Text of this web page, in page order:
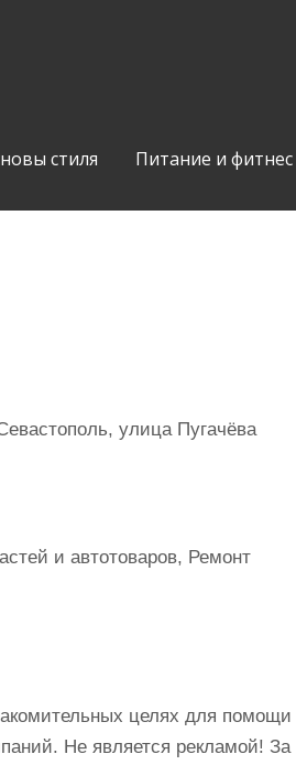
стиля Питание и фитнес
улица Пугачёва
и автотоваров, Ремонт
целях для помощи
Не является рекламой! За